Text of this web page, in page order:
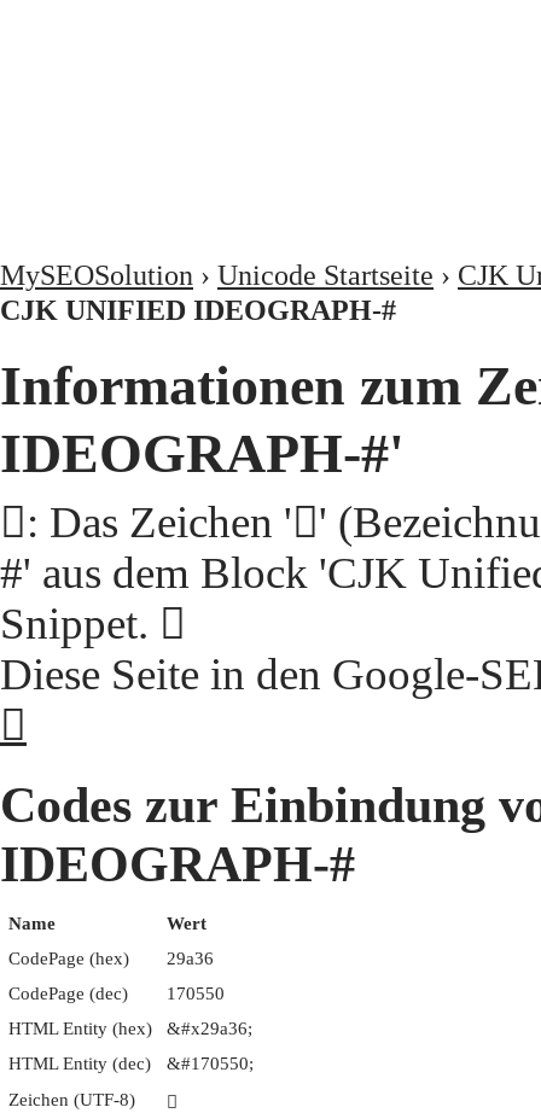
MySEOSolution › Unicode Startseite › CJK
CJK UNIFIED IDEOGRAPH-#
Informationen zum
IDEOGRAPH-#'
𩨶: Das Zeichen '𩨶'
#' aus dem Block 'CJK
Snippet. 𩨶
Diese Seite in den Google-
𩨶
Codes zur Einbindung
IDEOGRAPH-#
Name
Wert
CodePage (hex)
29a36
CodePage (dec)
170550
HTML Entity (hex)
&#x29a36;
HTML Entity (dec)
&#170550;
Zeichen (UTF-8)
𩨶